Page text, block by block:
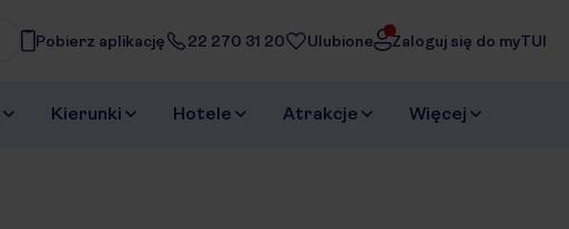
Pobierz aplikację 22 270 31 20 Ulubione Zaloguj się do myTUI
Kierunki Hotele Atrakcje Więcej